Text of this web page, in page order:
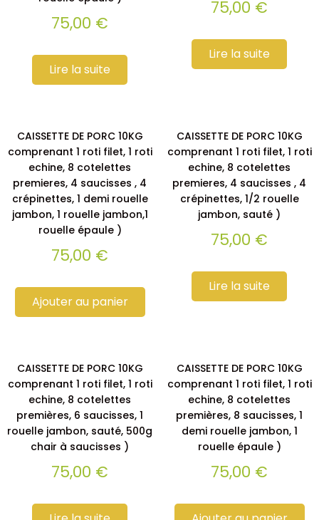
75,00 €
Lire la suite
75,00 €
Lire la suite
CAISSETTE DE PORC 10KG
comprenant 1 roti filet, 1 roti
echine, 8 cotelettes
premieres, 4 saucisses , 4
crépinettes, 1 demi rouelle
jambon, 1 rouelle jambon,1
rouelle épaule )
75,00 €
Ajouter au panier
CAISSETTE DE PORC 10KG
comprenant 1 roti filet, 1 roti
echine, 8 cotelettes
premieres, 4 saucisses , 4
crépinettes, 1/2 rouelle
jambon, sauté )
75,00 €
Lire la suite
CAISSETTE DE PORC 10KG
comprenant 1 roti filet, 1 roti
echine, 8 cotelettes
premières, 6 saucisses, 1
rouelle jambon, sauté, 500g
chair à saucisses )
75,00 €
CAISSETTE DE PORC 10KG
comprenant 1 roti filet, 1 roti
echine, 8 cotelettes
premières, 8 saucisses, 1
demi rouelle jambon, 1
rouelle épaule )
75,00 €